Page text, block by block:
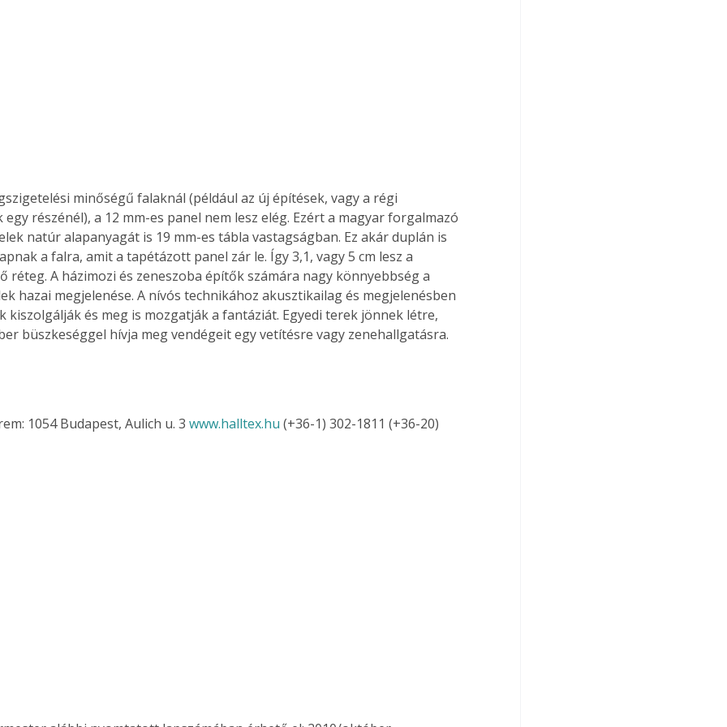
egyedi
vagy
is
Bárhol,
élve
egy részénél), a 12 mm-es panel nem lesz elég. Ezért a magyar forgalmazó
natúr alapanyagát is 19 mm-es tábla vastagságban. Ez akár duplán is
a falra, amit a tapétázott panel zár le. Így 3,1, vagy 5 cm lesz a
réteg. A házimozi és zeneszoba építők számára nagy könnyebbség a
hazai megjelenése. A nívós technikához akusztikailag és megjelenésben
kiszolgálják és meg is mozgatják a fantáziát. Egyedi terek jönnek létre,
büszkeséggel hívja meg vendégeit egy vetítésre vagy zenehallgatásra.
1054 Budapest, Aulich u. 3 www.halltex.hu (+36-1) 302-1811 (+36-20)